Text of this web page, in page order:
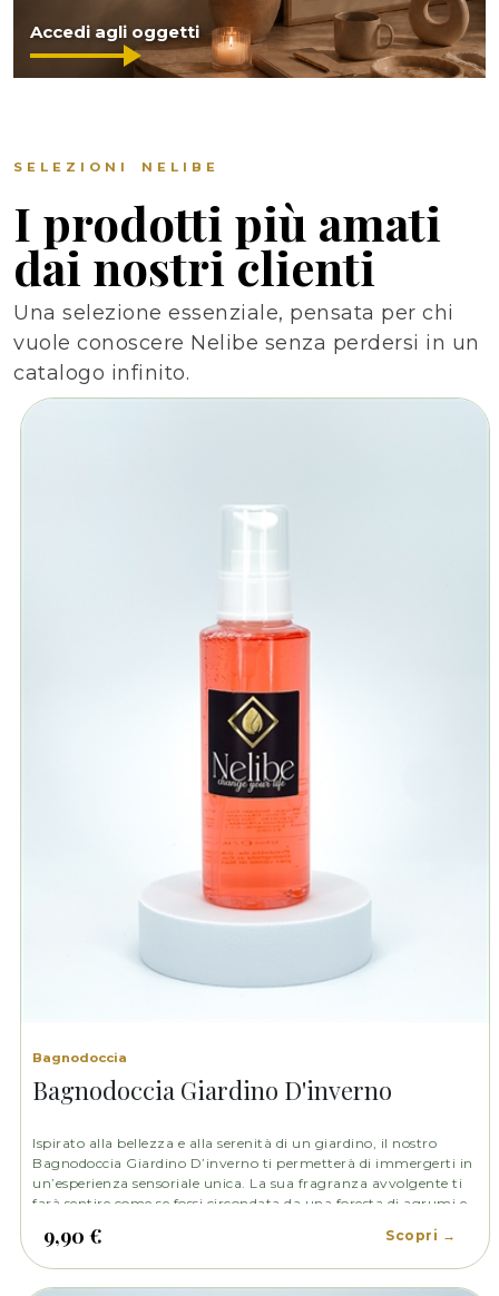
Accedi agli oggetti
SELEZIONI NELIBE
I prodotti più amati
dai nostri clienti
Una selezione essenziale, pensata per chi
vuole conoscere Nelibe senza perdersi in un
catalogo infinito.
Bagnodoccia
Bagnodoccia Giardino D'inverno
Ispirato alla bellezza e alla serenità di un giardino, il nostro
Bagnodoccia Giardino D’inverno ti permetterà di immergerti in
un’esperienza sensoriale unica. La sua fragranza avvolgente ti
farà sentire come se fossi circondata da una foresta di agrumi e
9,90 € Scopri →